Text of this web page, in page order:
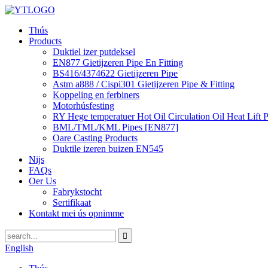
Thús
Products
Duktiel izer putdeksel
EN877 Gietijzeren Pipe En Fitting
BS416/4374622 Gietijzeren Pipe
Astm a888 / Cispi301 Gietijzeren Pipe & Fitting
Koppeling en ferbiners
Motorhúsfesting
RY Hege temperatuer Hot Oil Circulation Oil Heat Lift
BML/TML/KML Pipes [EN877]
Oare Casting Products
Duktile izeren buizen EN545
Nijs
FAQs
Oer Us
Fabrykstocht
Sertifikaat
Kontakt mei ús opnimme
English